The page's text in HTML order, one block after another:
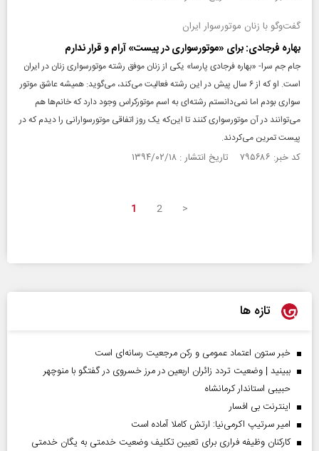
گفت‌وگو با زنان موتورسوار ایران
بهاره فرجادی: برای «موتورسواری در پیست» آرام و قرار ندارم
جام جم سرا- «بهاره فرجادی پارسا» یکی از زنان موفق رشته موتورسواری زنان در ایران
است. او که از ۶ سال پیش در این رشته فعالیت می‌کند، می‌گوید: همیشه عاشق موتور
سواری بودم اما نمی‌دانستم رشته‌ای به اسم موتورکراس وجود دارد که خانم‌ها هم
می‌توانند در آن موتورسواری کنند تا این‌که یک روز اتفاقی موتورسوارانی را دیدم که در
پیست تمرین می‌کردند.
کد خبر: ۷۹۵۶۸۶ تاریخ انتشار : ۱۳۹۴/۰۲/۱۸
1 2 >
تازه ها
خبر ستون اعتماد عمومی و رکن مرجعیت رسانه‌ای است
ببینید | وضعیت تردد زائران اربعین در مرز خسروی در گفتگو با منوچهر
حبیبی استاندار کرمانشاه
اینترنت بی افسار
امیر سرتیپ اکرمی‌نیا: ارتش کاملا آماده است
کارکنان وظیفه فراری برای تعیین تکلیف وضعیت خدمتی به یگان خدمتی